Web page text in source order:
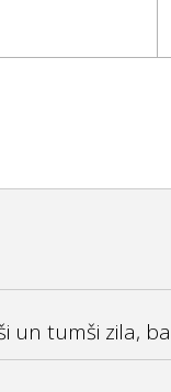
un tumši zila,